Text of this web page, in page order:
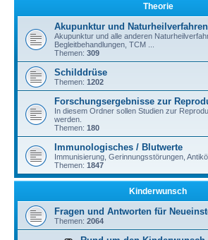
Theorie
Akupunktur und Naturheilverfahren
Akupunktur und alle anderen
Begleitbehandlungen, TCM ...
Themen: 309
Schilddrüse
Themen: 1202
Forschungsergebnisse zur
In diesem Ordner sollen Studien zur
werden.
Themen: 180
Immunologisches / Blutwerte
Immunisierung, Gerinnungsstörungen,
Themen: 1847
Kinderwunsch
Fragen und Antworten für
Themen: 2064